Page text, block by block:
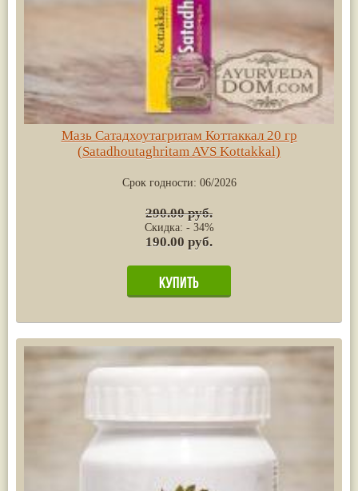
Мазь Сатадхоутагритам Коттаккал 20 гр
(Satadhoutaghritam AVS Kottakkal)
Срок годности: 06/2026
290.00 руб.
Скидка: - 34%
190.00 руб.